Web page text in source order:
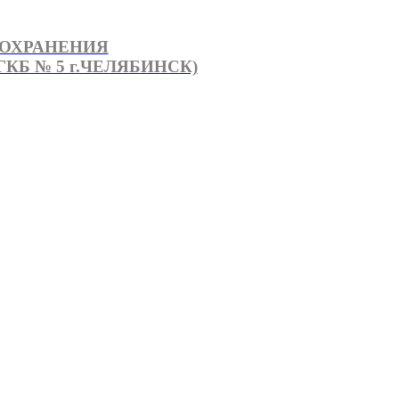
№ 5 г.ЧЕЛЯБИНСК)